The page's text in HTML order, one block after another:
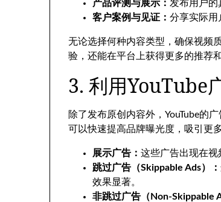
产品评测与展示： 发布用户的
客户案例与见证： 分享实际用
无论选择何种内容类型，确保视频
验，还能在平台上获得更多的推荐和
3. 利用YouTube
除了发布原创内容外，YouTube的
可以快速提高品牌曝光度，吸引更
展示广告： 这些广告出现在视
跳过广告（Skippable Ads）：
效果显著。
非跳过广告（Non-Skippable